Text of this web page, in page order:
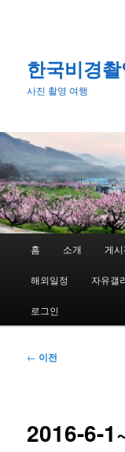
어
넘
기
한국비경
사진 촬영 여행
홈 소개 게
해외일정 자유갤
로그인
글
션
← 이전
2016-6-